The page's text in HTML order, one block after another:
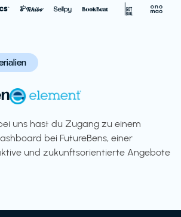
uns hast du Zugang zu einem
bei FutureBens, einer
und zukunftsorientierte Angebote